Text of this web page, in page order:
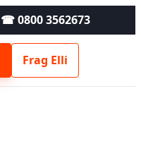
☎ 0800 3562673
Frag Elli